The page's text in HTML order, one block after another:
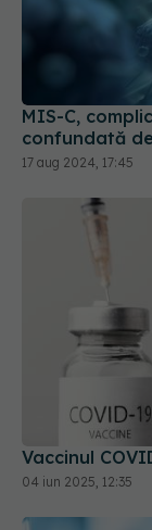
MIS-C,
confundată
17 aug 2024, 17:45
Vaccinul
04 iun 2025, 12:35